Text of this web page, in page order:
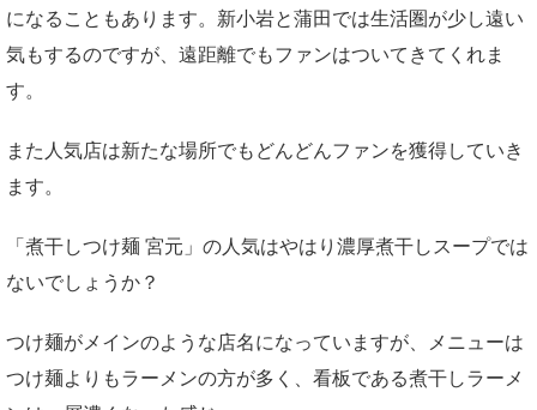
になることもあります。新小岩と蒲田では生活圏が少し遠い
気もするのですが、遠距離でもファンはついてきてくれま
す。
また人気店は新たな場所でもどんどんファンを獲得していき
ます。
「煮干しつけ麺 宮元」の人気はやはり濃厚煮干しスープでは
ないでしょうか？
つけ麺がメインのような店名になっていますが、メニューは
つけ麺よりもラーメンの方が多く、看板である煮干しラーメ